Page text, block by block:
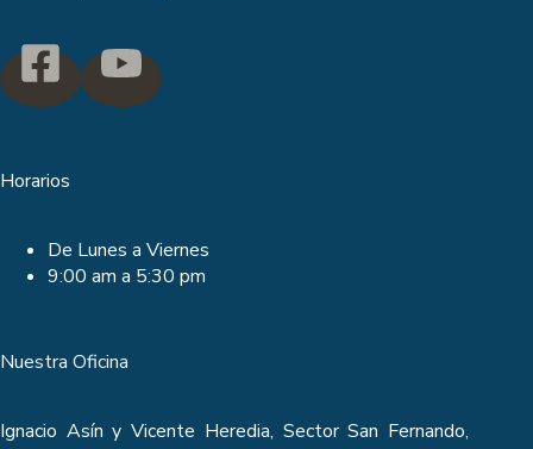
Horarios
De Lunes a Viernes
9:00 am a 5:30 pm
Nuestra Oficina
Ignacio Asín y Vicente Heredia, Sector San Fernando,